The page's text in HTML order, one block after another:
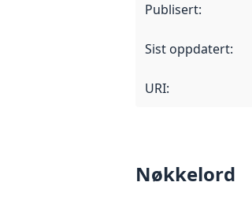
Publisert:
Sist oppdatert:
URI:
Nøkkelord